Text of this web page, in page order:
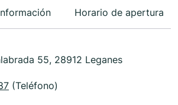
Horario de apertura
55, 28912 Leganes
(Teléfono)